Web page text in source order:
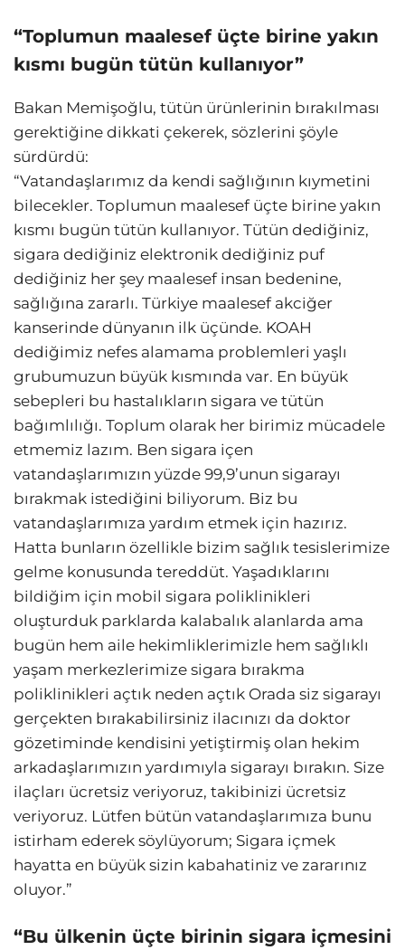
“Toplumun maalesef üçte birine yakın
kısmı bugün tütün kullanıyor”
Bakan Memişoğlu, tütün ürünlerinin bırakılması
gerektiğine dikkati çekerek, sözlerini şöyle
sürdürdü:
“Vatandaşlarımız da kendi sağlığının kıymetini
bilecekler. Toplumun maalesef üçte birine yakın
kısmı bugün tütün kullanıyor. Tütün dediğiniz,
sigara dediğiniz elektronik dediğiniz puf
dediğiniz her şey maalesef insan bedenine,
sağlığına zararlı. Türkiye maalesef akciğer
kanserinde dünyanın ilk üçünde. KOAH
dediğimiz nefes alamama problemleri yaşlı
grubumuzun büyük kısmında var. En büyük
sebepleri bu hastalıkların sigara ve tütün
bağımlılığı. Toplum olarak her birimiz mücadele
etmemiz lazım. Ben sigara içen
vatandaşlarımızın yüzde 99,9’unun sigarayı
bırakmak istediğini biliyorum. Biz bu
vatandaşlarımıza yardım etmek için hazırız.
Hatta bunların özellikle bizim sağlık tesislerimize
gelme konusunda tereddüt. Yaşadıklarını
bildiğim için mobil sigara poliklinikleri
oluşturduk parklarda kalabalık alanlarda ama
bugün hem aile hekimliklerimizle hem sağlıklı
yaşam merkezlerimize sigara bırakma
poliklinikleri açtık neden açtık Orada siz sigarayı
gerçekten bırakabilirsiniz ilacınızı da doktor
gözetiminde kendisini yetiştirmiş olan hekim
arkadaşlarımızın yardımıyla sigarayı bırakın. Size
ilaçları ücretsiz veriyoruz, takibinizi ücretsiz
veriyoruz. Lütfen bütün vatandaşlarımıza bunu
istirham ederek söylüyorum; Sigara içmek
hayatta en büyük sizin kabahatiniz ve zararınız
oluyor.”
“Bu ülkenin üçte birinin sigara içmesini